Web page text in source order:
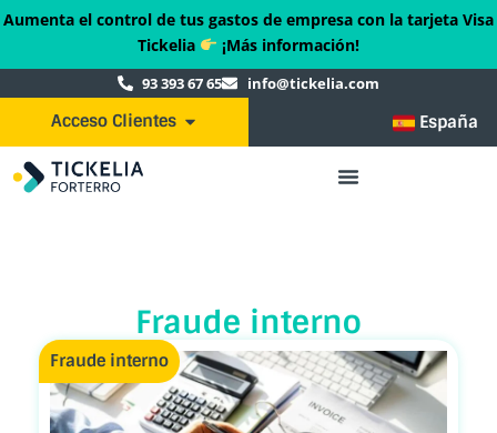
IrAumenta el control de tus gastos de empresa con la tarjeta Visa
Tickelia
¡Más información!
93 393 67 65 info@tickelia.com
Acceso Clientes Abrir Acceso Clientes España
Fraude interno
Fraude interno